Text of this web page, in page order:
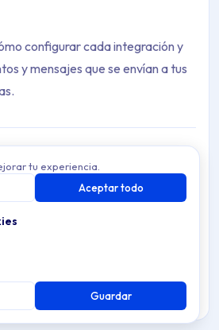
configurar cada integración y
y mensajes que se envían a tus
Integraciones
2 articles across 1 sections:
Webhooks personalizados
Slack para recibir notificaciones
Builds, feedback e informes de
certificados.
platform
tu experiencia.
Aceptar todo
Guardar